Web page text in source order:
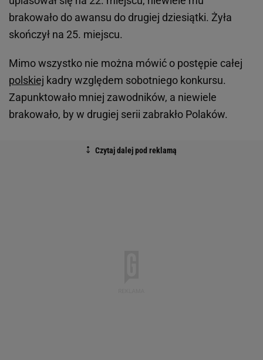
brakowało do awansu do drugiej dziesiątki. Żyła
skończył na 25. miejscu.
Mimo wszystko nie można mówić o postępie całej
polskiej kadry względem sobotniego konkursu.
Zapunktowało mniej zawodników, a niewiele
brakowało, by w drugiej serii zabrakło Polaków.